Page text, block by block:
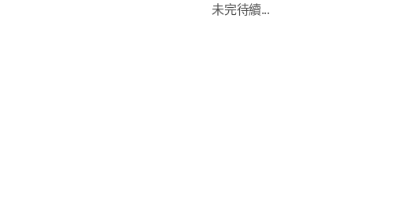
未完待續...